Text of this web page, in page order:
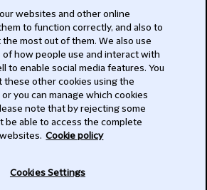
websites and other online
to function correctly, and also to
most out of them. We also use
of how people use and interact with
to enable social media features. You
these other cookies using the
you can manage which cookies
note that by rejecting some
be able to access the complete
Cookie policy
Cookies Settings